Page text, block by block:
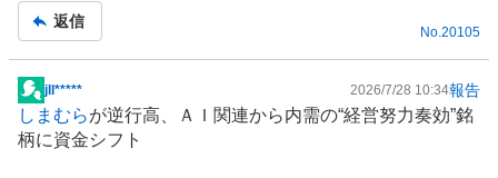
返信
No.20105
掲
示
板
​jll***** 2026/7/28 10:34報告
しまむらが逆行高、ＡＩ関連から内需の“経営努力奏効”銘
柄に資金シフト